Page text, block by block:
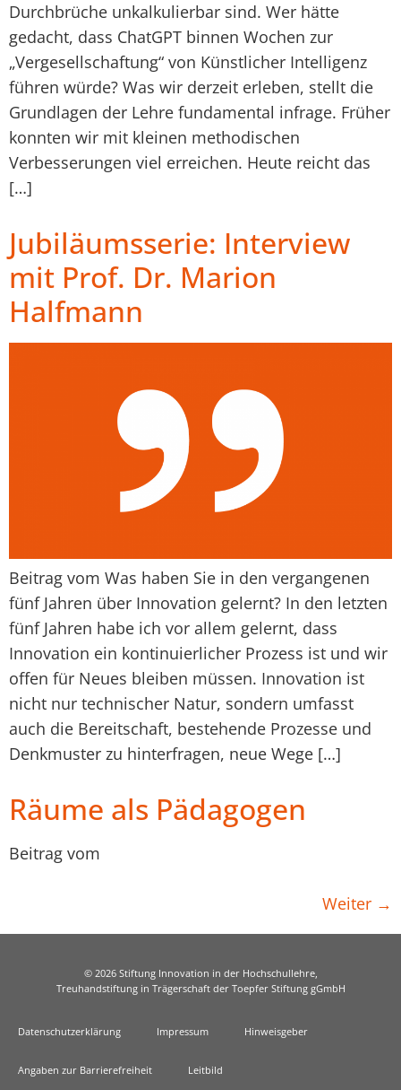
Durchbrüche unkalkulierbar sind. Wer hätte
gedacht, dass ChatGPT binnen Wochen zur
„Vergesellschaftung“ von Künstlicher Intelligenz
führen würde? Was wir derzeit erleben, stellt die
Grundlagen der Lehre fundamental infrage. Früher
konnten wir mit kleinen methodischen
Verbesserungen viel erreichen. Heute reicht das
[…]
Jubiläumsserie: Interview
mit Prof. Dr. Marion
Halfmann
Beitrag vom Was haben Sie in den vergangenen
fünf Jahren über Innovation gelernt? In den letzten
fünf Jahren habe ich vor allem gelernt, dass
Innovation ein kontinuierlicher Prozess ist und wir
offen für Neues bleiben müssen. Innovation ist
nicht nur technischer Natur, sondern umfasst
auch die Bereitschaft, bestehende Prozesse und
Denkmuster zu hinterfragen, neue Wege […]
Räume als Pädagogen
Beitrag vom
Weiter →
© 2026 Stiftung Innovation in der Hochschullehre,
Treuhandstiftung in Trägerschaft der Toepfer Stiftung gGmbH
Datenschutzerklärung Impressum Hinweisgeber
Angaben zur Barrierefreiheit Leitbild